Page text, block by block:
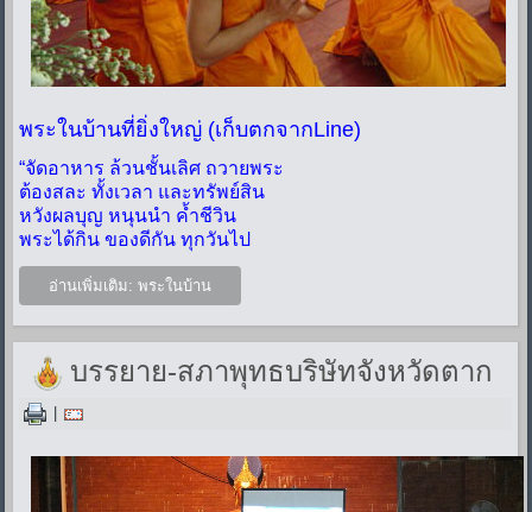
พระในบ้านที่ยิ่งใหญ่ (เก็บตกจากLine)
“จัดอาหาร ล้วนชั้นเลิศ ถวายพระ
ต้องสละ ทั้งเวลา และทรัพย์สิน
หวังผลบุญ หนุนนำ ค้ำชีวิน
พระได้กิน ของดีกัน ทุกวันไป
อ่านเพิ่มเติม: พระในบ้าน
บรรยาย-สภาพุทธบริษัทจังหวัดตาก